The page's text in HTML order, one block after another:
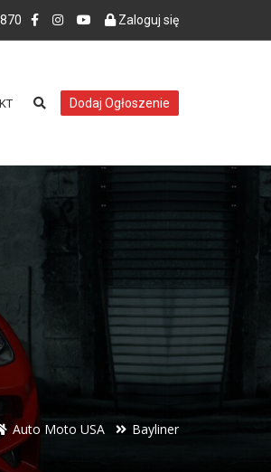
Zaloguj się
Dodaj Ogłoszenie
Auto Moto USA Bayliner